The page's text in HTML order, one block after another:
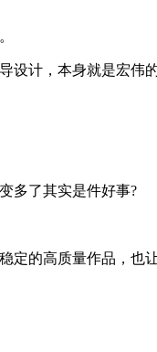
计，本身就是宏伟
多了其实是件好事?
的高质量作品，也